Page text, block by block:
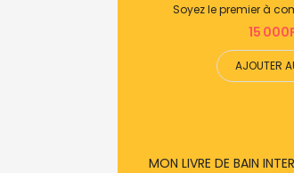
Soyez le premier à
15
AJOUTER
MON LIVRE DE BAIN